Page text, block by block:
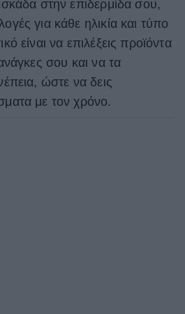
στην επιδερμίδα σου,
για κάθε ηλικία και τύπο
είναι να επιλέξεις προϊόντα
σου και να τα
ώστε να δεις
με τον χρόνο.